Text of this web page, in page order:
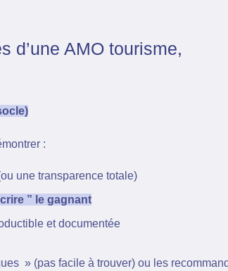
d’une AMO tourisme,
:
une transparence totale)
” le gagnant
et documentée
» (pas facile à trouver) ou les